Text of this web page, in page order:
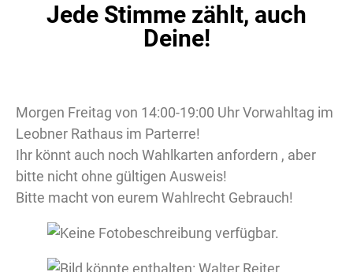
Jede Stimme zählt, auch
Deine!
Morgen Freitag von 14:00-19:00 Uhr Vorwahltag im
Leobner Rathaus im Parterre!
Ihr könnt auch noch Wahlkarten anfordern , aber
bitte nicht ohne gültigen Ausweis!
Bitte macht von eurem Wahlrecht Gebrauch!